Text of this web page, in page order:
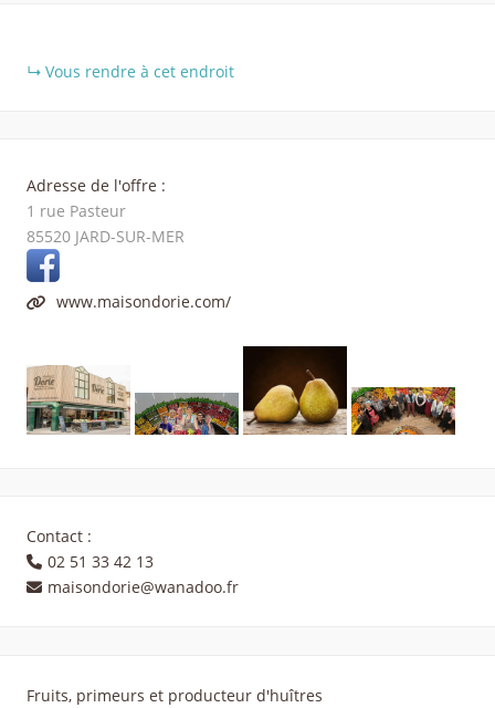
Vous rendre à cet endroit
Adresse de l'offre :
1 rue Pasteur
85520 JARD-SUR-MER
www.maisondorie.com/
Contact :
02 51 33 42 13
maisondorie@wanadoo.fr
Fruits, primeurs et producteur d'huîtres